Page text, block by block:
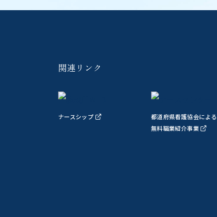
関連リンク
ナースシップ
都道府県看護協会による
無料職業紹介事業